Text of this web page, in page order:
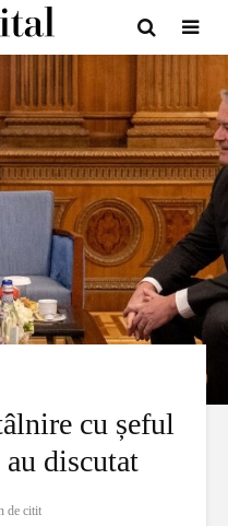
cu șeful
discutat
de citit